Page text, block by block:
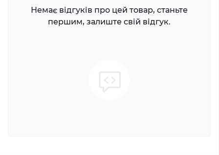
Немає відгуків про цей товар, станьте
першим, залиште свій відгук.